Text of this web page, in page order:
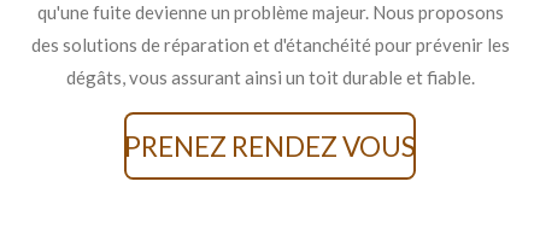
qu'une fuite devienne un problème majeur. Nous proposons
des solutions de réparation et d'étanchéité pour prévenir les
dégâts, vous assurant ainsi un toit durable et fiable.
PRENEZ RENDEZ VOUS